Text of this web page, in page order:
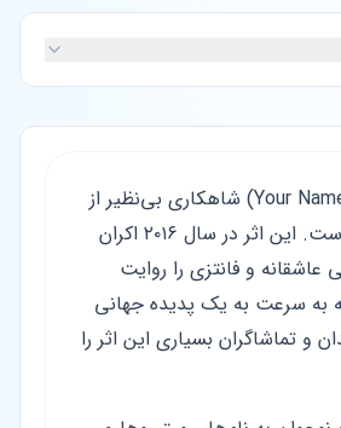
انیمه «نام تو» (Your Name) شاهکاری بی‌نظیر از
ماکوتو شینکای است. این اثر در سال ۲۰۱۶ اکران
عاشقانه و فانتزی را روایت
به سرعت به یک پدیده جهانی
و تماشاگران بسیاری این اثر را